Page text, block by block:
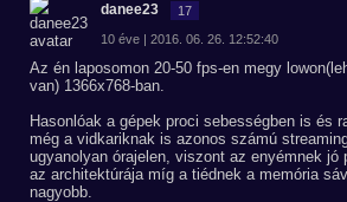
danee23 17
10 éve | 2016. 06. 26. 12:52:40
Az én laposomon 20-50 fps-en megy
van) 1366x768-ban.
Hasonlóak a gépek proci sebességben is és
még a vidkariknak is azonos számú
ugyanolyan órajelen, viszont az enyémnek jó
az architektúrája míg a tiédnek a memória
nagyobb.